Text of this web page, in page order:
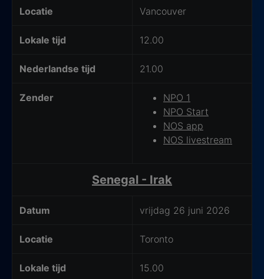
Locatie Vancouver
Lokale tijd 12.00
Nederlandse tijd 21.00
Zender
NPO 1
NPO Start
NOS app
NOS livestream
Senegal - Irak
Datum vrijdag 26 juni 2026
Locatie Toronto
Lokale tijd 15.00